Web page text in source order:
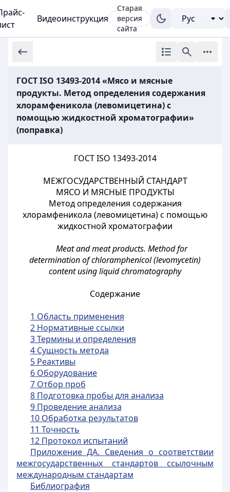
Видеоинструкция
Старая
версия
сайта
ГОСТ ISО 13493-2014 «Мясо и мясные
продукты. Метод определения содержания
хлорамфеникола (левомицетина) с
помощью жидкостной хроматографии»
(поправка)
ГОСТ ISO 13493-2014
МЕЖГОСУДАРСТВЕННЫЙ СТАНДАРТ
МЯСО И МЯСНЫЕ ПРОДУКТЫ
Метод определения содержания
хлорамфеникола (левомицетина) с помощью
жидкостной хроматографии
Meat and meat products. Method for
determination of chloramphenicol (levomycetin)
content using liquid chromatography
Содержание
1 Область применения
2 Нормативные ссылки
3 Термины и определения
4 Сущность метода
5 Реактивы
6 Оборудование
7 Отбор проб
8 Подготовка пробы для анализа
9 Проведение анализа
10 Обработка результатов
11 Точность
12 Протокол испытаний
Приложение ДА. Сведения о соответствии
межгосударственных стандартов ссылочным
международным стандартам
Библиография